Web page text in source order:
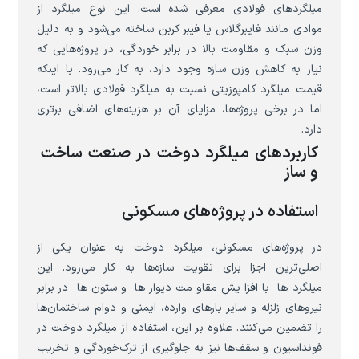
میلگردهای فولادی معرفی شده است. این نوع میلگرد از
موادی مانند فایبرگلاس یا فیبر کربن ساخته می‌شود و به دلیل
وزن سبک و مقاومت بالا در برابر خوردگی، در پروژه‌هایی که
نیاز به کاهش وزن سازه وجود دارد، به کار می‌رود. با اینکه
قیمت میلگرد کامپوزیتی نسبت به میلگرد فولادی بالاتر است،
اما در برخی پروژه‌ها، مزایای آن بر هزینه‌های اضافی برتری
دارد.
کاربردهای میلگرد دوخت در صنعت ساخت
و ساز
استفاده در پروژه‌های مسکونی
در پروژه‌های مسکونی، میلگرد دوخت به عنوان یکی از
اصلی‌ترین اجزا برای تقویت سازه‌ها به کار می‌رود. این
میلگردها با افزایش مقاومت دیوارها و ستون‌ها در برابر
نیروهای زلزله و سایر بارهای وارده، ایمنی و دوام ساختمان‌ها
را تضمین می‌کنند. علاوه بر این، استفاده از میلگرد دوخت در
فونداسیون و سقف‌ها نیز به جلوگیری از ترک‌خوردگی و تخریب